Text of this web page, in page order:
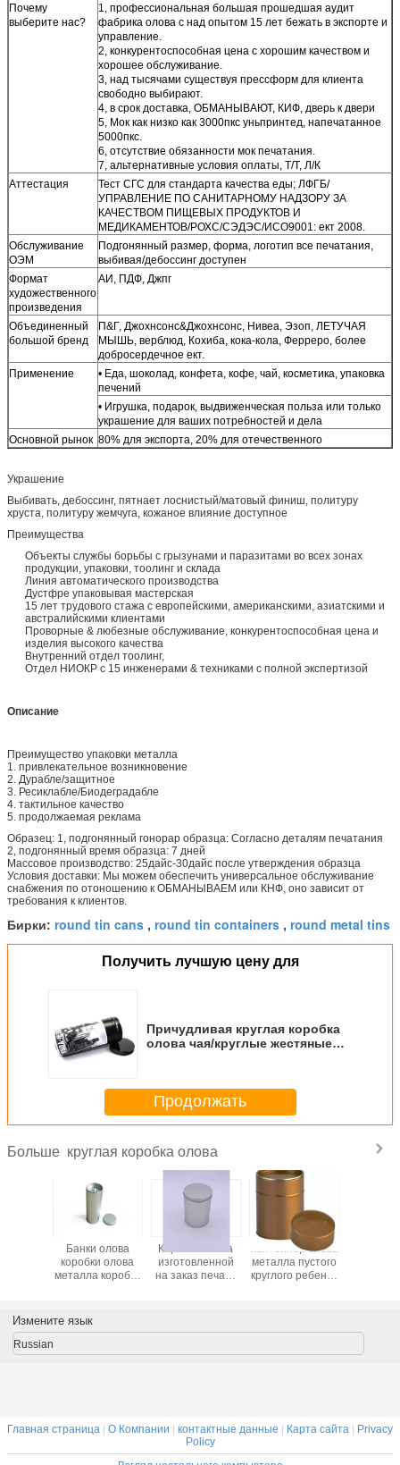
Почему
выберите нас?
1, профессиональная большая прошедшая аудит
фабрика олова с над опытом 15 лет бежать в экспорте и
управление.
2, конкурентоспособная цена с хорошим качеством и
хорошее обслуживание.
3, над тысячами существуя прессформ для клиента
свободно выбирают.
4, в срок доставка, ОБМАНЫВАЮТ, КИФ, дверь к двери
5, Мок как низко как 3000пкс уньпринтед, напечатанное
5000пкс.
6, отсутствие обязанности мок печатания.
7, альтернативные условия оплаты, Т/Т, Л/К
Аттестация
Тест СГС для стандарта качества еды; ЛФГБ/
УПРАВЛЕНИЕ ПО САНИТАРНОМУ НАДЗОРУ ЗА
КАЧЕСТВОМ ПИЩЕВЫХ ПРОДУКТОВ И
МЕДИКАМЕНТОВ/РОХС/СЭДЭС/ИСО9001: ект 2008.
Обслуживание
ОЭМ
Подгонянный размер, форма, логотип все печатания,
выбивая/дебоссинг доступен
Формат
художественного
произведения
АИ, ПДФ, Джпг
Объединенный
большой бренд
П&Г, Джохнсонс&Джохнсонс, Нивеа, Эзоп, ЛЕТУЧАЯ
МЫШЬ, верблюд, Кохиба, кока-кола, Ферреро, более
добросердечное ект.
Применение
• Еда, шоколад, конфета, кофе, чай, косметика, упаковка
печений
• Игрушка, подарок, выдвиженческая польза или только
украшение для ваших потребностей и дела
Основной рынок 80% для экспорта, 20% для отечественного
Украшение
Выбивать, дебоссинг, пятнает лоснистый/матовый финиш, политуру
хруста, политуру жемчуга, кожаное влияние доступное
Преимущества
Объекты службы борьбы с грызунами и паразитами во всех зонах
продукции, упаковки, тоолинг и склада
Линия автоматического производства
Дустфре упаковывая мастерская
15 лет трудового стажа с европейскими, американскими, азиатскими и
австралийскими клиентами
Проворные & любезные обслуживание, конкурентоспособная цена и
изделия высокого качества
Внутренний отдел тоолинг,
Отдел НИОКР с 15 инженерами & техниками с полной экспертизой
Описание
Преимущество упаковки металла
1. привлекательное возникновение
2. Дурабле/защитное
3. Ресиклабле/Биодеградабле
4. тактильное качество
5. продолжаемая реклама
Образец: 1, подгонянный гонорар образца: Согласно деталям печатания
2, подгонянный время образца: 7 дней
Массовое производство: 25дайс-30дайс после утверждения образца
Условия доставки: Мы можем обеспечить универсальное обслуживание
снабжения по отоношению к ОБМАНЫВАЕМ или КНФ, оно зависит от
требования к клиентов.
Бирки: round tin cans , round tin containers , round metal tins
Получить лучшую цену для
Причудливая круглая коробка
олова чая/круглые жестяные
упаковывая еды чая
Продолжать
Больше круглая коробка олова
олов
пакета
чая
Банки олова
коробки олова
металла коробка
круглая
Коробка олова
изготовленной
на заказ печати
0.23мм круглая
Контейнер олова
металла пустого
круглого ребенка
Измените язык
Russian
Главная страница | О Компании | контактные данные | Карта сайта | Privacy
Policy